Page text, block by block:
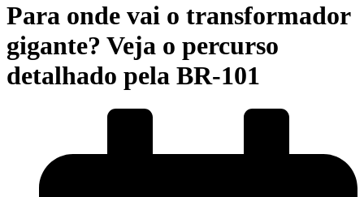
Para onde vai o transformador
gigante? Veja o percurso
detalhado pela BR-101